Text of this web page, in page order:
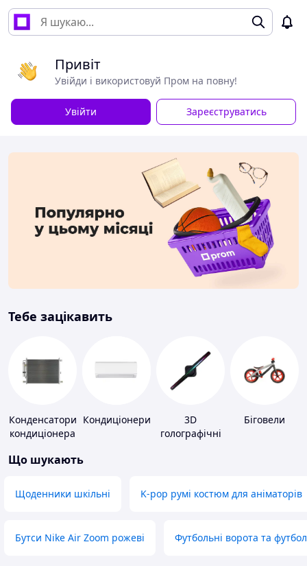
Привіт
Увійди і використовуй Пром на повну!
Увійти Зареєструватись
Тебе зацікавить
Конденсатори
кондиціонера
Кондиціонери
3D
голографічні
Біговели
Що шукають
Щоденники шкільні K-pop румі костюм для аніматорів
Бутси Nike Air Zoom рожеві Футбольні ворота та